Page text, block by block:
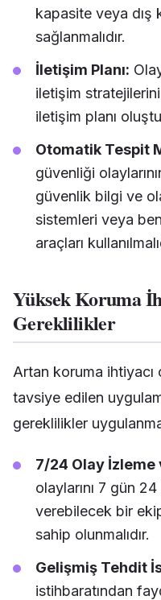
kapasite veya dış
sağlanmalıdır.
İletişim Planı:
iletişim
iletişim planı
Otomatik Tespit
güvenliği
güvenlik bilgi ve
sistemleri veya
araçları
Yüksek Koruma
Gereklilikler
Artan koruma
tavsiye edilen
gereklilikler
7/24 Olay İzleme
olaylarını 7 gün
verebilecek bir
sahip olunmalıdır.
Gelişmiş Tehdit
istihbaratından